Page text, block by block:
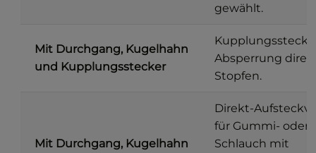
gewählt.
Mit Durchgang, Kugelhahn
und Kupplungsstecker
Absperrung
Stopfen.
Mit Durchgang, Kugelhahn
Direkt-
für Gummi- oder
Schlauch mit